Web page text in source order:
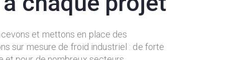
et mettons en place des
sur mesure de froid industriel : de forte